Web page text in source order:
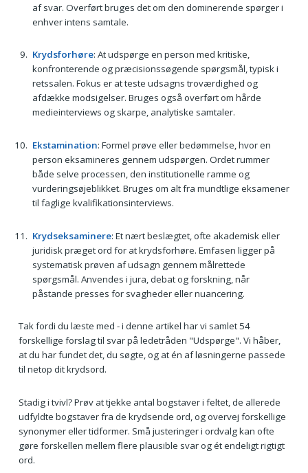
af svar. Overført bruges det om den dominerende spørger i
enhver intens samtale.
Krydsforhøre: At udspørge en person med kritiske,
konfronterende og præcisionssøgende spørgsmål, typisk i
retssalen. Fokus er at teste udsagns troværdighed og
afdække modsigelser. Bruges også overført om hårde
medieinterviews og skarpe, analytiske samtaler.
Ekstamination: Formel prøve eller bedømmelse, hvor en
person eksamineres gennem udspørgen. Ordet rummer
både selve processen, den institutionelle ramme og
vurderingsøjeblikket. Bruges om alt fra mundtlige eksamener
til faglige kvalifikationsinterviews.
Krydseksaminere: Et nært beslægtet, ofte akademisk eller
juridisk præget ord for at krydsforhøre. Emfasen ligger på
systematisk prøven af udsagn gennem målrettede
spørgsmål. Anvendes i jura, debat og forskning, når
påstande presses for svagheder eller nuancering.
Tak fordi du læste med - i denne artikel har vi samlet 54
forskellige forslag til svar på ledetråden "Udspørge". Vi håber,
at du har fundet det, du søgte, og at én af løsningerne passede
til netop dit krydsord.
Stadig i tvivl? Prøv at tjekke antal bogstaver i feltet, de allerede
udfyldte bogstaver fra de krydsende ord, og overvej forskellige
synonymer eller tidformer. Små justeringer i ordvalg kan ofte
gøre forskellen mellem flere plausible svar og ét endeligt rigtigt
ord.